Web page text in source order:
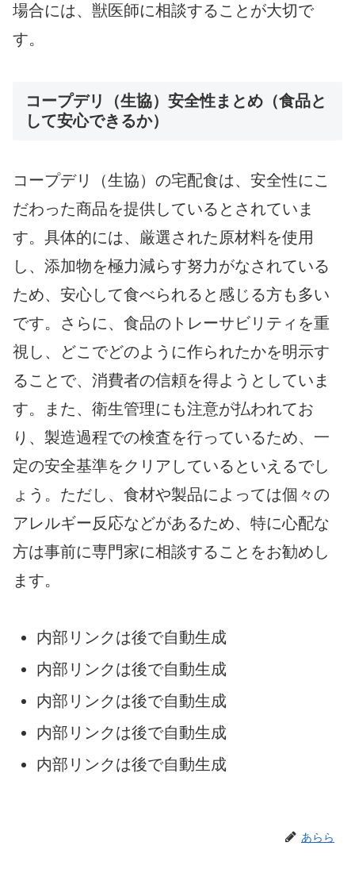
場合には、獣医師に相談することが大切で
す。
コープデリ（生協）安全性まとめ（食品と
して安心できるか）
コープデリ（生協）の宅配食は、安全性にこ
だわった商品を提供しているとされていま
す。具体的には、厳選された原材料を使用
し、添加物を極力減らす努力がなされている
ため、安心して食べられると感じる方も多い
です。さらに、食品のトレーサビリティを重
視し、どこでどのように作られたかを明示す
ることで、消費者の信頼を得ようとしていま
す。また、衛生管理にも注意が払われてお
り、製造過程での検査を行っているため、一
定の安全基準をクリアしているといえるでし
ょう。ただし、食材や製品によっては個々の
アレルギー反応などがあるため、特に心配な
方は事前に専門家に相談することをお勧めし
ます。
内部リンクは後で自動生成
内部リンクは後で自動生成
内部リンクは後で自動生成
内部リンクは後で自動生成
内部リンクは後で自動生成
あらら